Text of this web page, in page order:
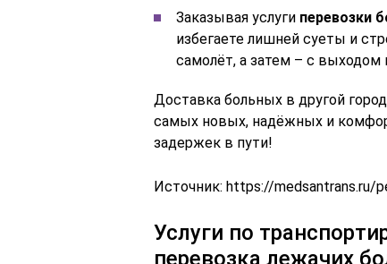
Заказывая услуги перевозки
избегаете лишней суеты и
самолёт, а затем – с выходом
Доставка больных в другой
самых новых, надёжных и
задержек в пути!
Источник: https://medsantrans.ru/
Услуги по
перевозка лежачих